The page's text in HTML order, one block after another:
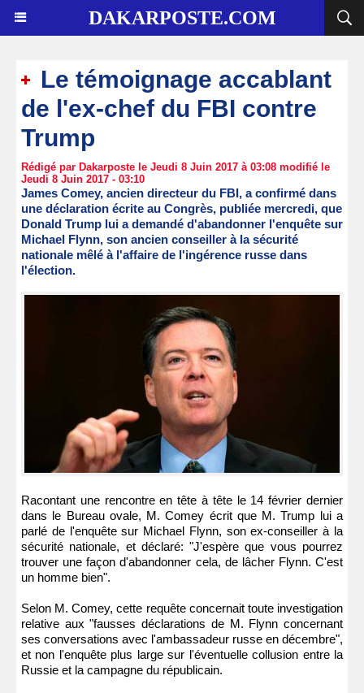
DAKARPOSTE.COM
Le témoignage accablant
de l'ex-chef du FBI contre
Trump
Rédigé par Dakarposte le Jeudi 8 Juin 2017 à 03:08 modifié le
Jeudi 8 Juin 2017 - 03:10
James Comey, ancien directeur du FBI, a confirmé dans
une déclaration écrite au Congrès, publiée mercredi, que
Donald Trump lui a demandé d'abandonner l'enquête sur
Michael Flynn, son ancien conseiller à la sécurité
nationale mêlé à l'affaire de l'ingérence russe dans
l'élection.
Racontant une rencontre en tête à tête le 14 février dernier
dans le Bureau ovale, M. Comey écrit que M. Trump lui a
parlé de l'enquête sur Michael Flynn, son ex-conseiller à la
sécurité nationale, et déclaré: "J'espère que vous pourrez
trouver une façon d'abandonner cela, de lâcher Flynn. C'est
un homme bien".
Selon M. Comey, cette requête concernait toute investigation
relative aux "fausses déclarations de M. Flynn concernant
ses conversations avec l'ambassadeur russe en décembre",
et non l'enquête plus large sur l'éventuelle collusion entre la
Russie et la campagne du républicain.